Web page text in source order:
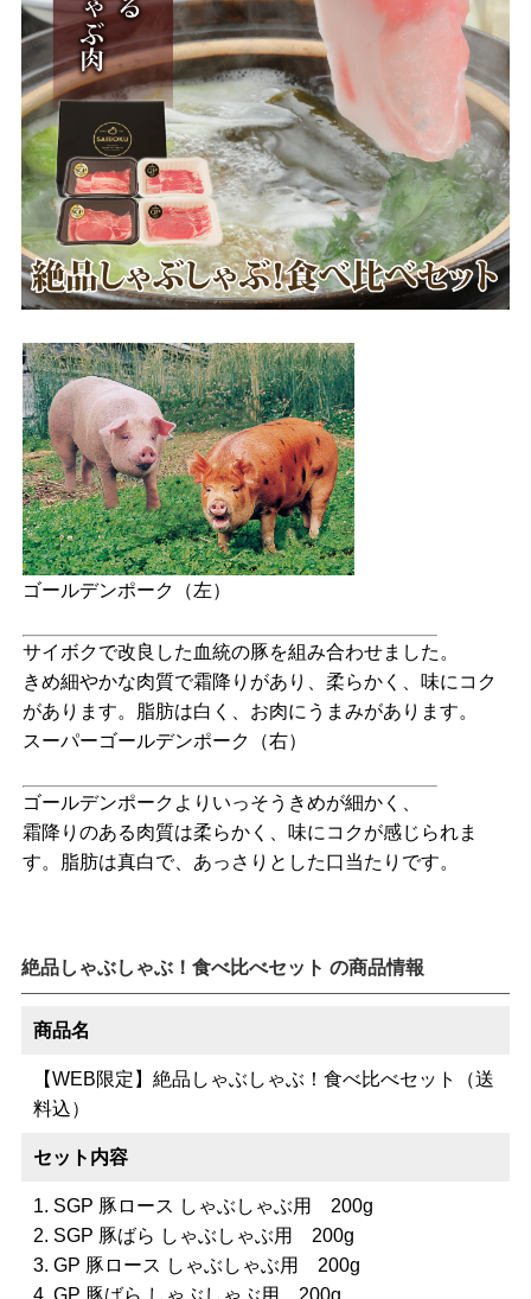
ゴールデンポーク（左）
サイボクで改良した血統の豚を組み合わせました。
きめ細やかな肉質で霜降りがあり、柔らかく、味にコク
があります。脂肪は白く、お肉にうまみがあります。
スーパーゴールデンポーク（右）
ゴールデンポークよりいっそうきめが細かく、
霜降りのある肉質は柔らかく、味にコクが感じられま
す。脂肪は真白で、あっさりとした口当たりです。
絶品しゃぶしゃぶ！食べ比べセット の商品情報
商品名
【WEB限定】絶品しゃぶしゃぶ！食べ比べセット（送
料込）
セット内容
1. SGP 豚ロース しゃぶしゃぶ用 200g
2. SGP 豚ばら しゃぶしゃぶ用 200g
3. GP 豚ロース しゃぶしゃぶ用 200g